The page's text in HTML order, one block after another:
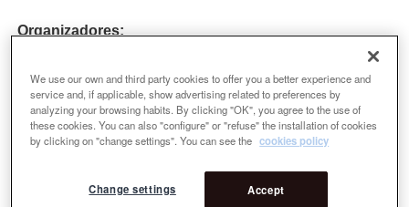
Organizadores:
We use our own and third party cookies to offer you a better experience and
service and, if applicable, show advertising related to preferences by
analyzing your browsing habits. By clicking "OK", you agree to the use of
these cookies. You can also "configure" or "refuse" the installation of cookies
by clicking on "change settings". You can see the cookies policy
Accept
Change settings